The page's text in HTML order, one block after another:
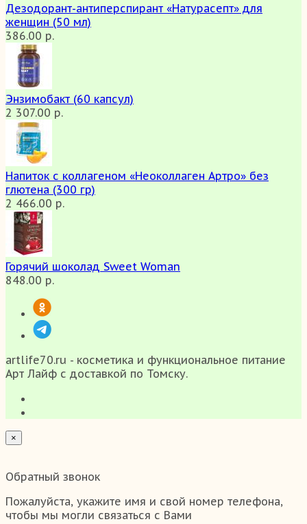
Дезодорант-антиперспирант «Натурасепт» для
женщин (50 мл)
386.00 р.
Энзимобакт (60 капсул)
2 307.00 р.
Напиток с коллагеном «Неоколлаген Артро» без
глютена (300 гр)
2 466.00 р.
Горячий шоколад Sweet Woman
848.00 р.
artlife70.ru - косметика и функциональное питание
Арт Лайф с доставкой по Томску.
×
Обратный звонок
Пожалуйста, укажите имя и свой номер телефона,
чтобы мы могли связаться с Вами